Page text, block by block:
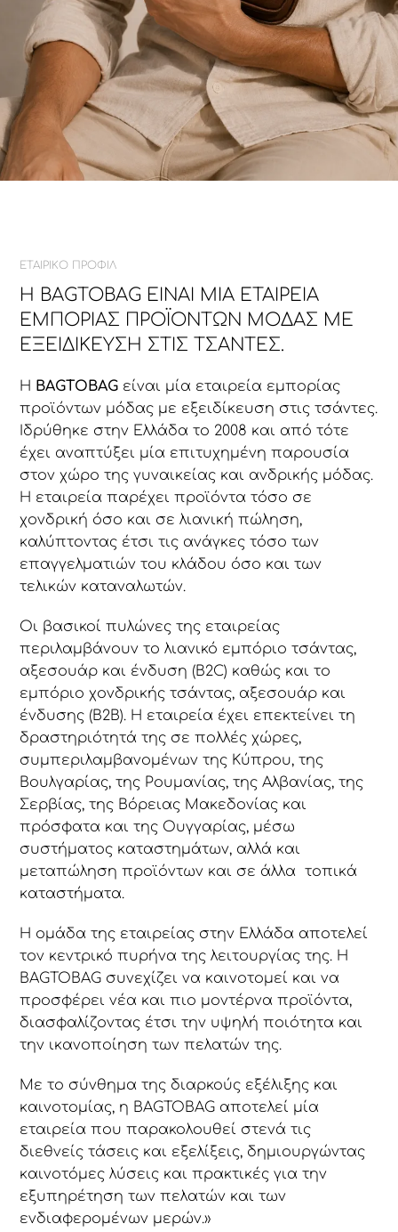
ΕΤΑΙΡΙΚΟ ΠΡΟΦΙΛ
Η BAGTOBAG ΕΊΝΑΙ ΜΊΑ ΕΤΑΙΡΕΊΑ
ΕΜΠΟΡΊΑΣ ΠΡΟΪΌΝΤΩΝ ΜΌΔΑΣ ΜΕ
ΕΞΕΙΔΊΚΕΥΣΗ ΣΤΙΣ ΤΣΆΝΤΕΣ.
Η BAGTOBAG είναι μία εταιρεία εμπορίας
προϊόντων μόδας με εξειδίκευση στις τσάντες.
Ιδρύθηκε στην Ελλάδα το 2008 και από τότε
έχει αναπτύξει μία επιτυχημένη παρουσία
στον χώρο της γυναικείας και ανδρικής μόδας.
Η εταιρεία παρέχει προϊόντα τόσο σε
χονδρική όσο και σε λιανική πώληση,
καλύπτοντας έτσι τις ανάγκες τόσο των
επαγγελματιών του κλάδου όσο και των
τελικών καταναλωτών.
Οι βασικοί πυλώνες της εταιρείας
περιλαμβάνουν το λιανικό εμπόριο τσάντας,
αξεσουάρ και ένδυση (B2C) καθώς και το
εμπόριο χονδρικής τσάντας, αξεσουάρ και
ένδυσης (B2B). Η εταιρεία έχει επεκτείνει τη
δραστηριότητά της σε πολλές χώρες,
συμπεριλαμβανομένων της Κύπρου, της
Βουλγαρίας, της Ρουμανίας, της Αλβανίας, της
Σερβίας, της Βόρειας Μακεδονίας και
πρόσφατα και της Ουγγαρίας, μέσω
συστήματος καταστημάτων, αλλά και
μεταπώληση προϊόντων και σε άλλα τοπικά
καταστήματα.
Η ομάδα της εταιρείας στην Ελλάδα αποτελεί
τον κεντρικό πυρήνα της λειτουργίας της. Η
BAGTOBAG συνεχίζει να καινοτομεί και να
προσφέρει νέα και πιο μοντέρνα προϊόντα,
διασφαλίζοντας έτσι την υψηλή ποιότητα και
την ικανοποίηση των πελατών της.
Με το σύνθημα της διαρκούς εξέλιξης και
καινοτομίας, η BAGTOBAG αποτελεί μία
εταιρεία που παρακολουθεί στενά τις
διεθνείς τάσεις και εξελίξεις, δημιουργώντας
καινοτόμες λύσεις και πρακτικές για την
εξυπηρέτηση των πελατών και των
ενδιαφερομένων μερών.»